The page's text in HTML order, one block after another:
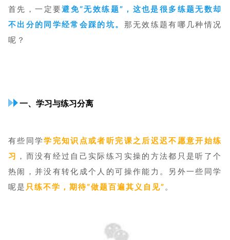
首先，一定要避免“无效练题”，这也是很多练题无数却
不出分的同学经常会踩的坑。 那无效练题有哪几种情况
呢？
一、学习与练习分离
有些同学学完知识点或者听完课之后迟迟不愿意开始练
习 ，而没有经过自己实际练习实操的方法都只是听了个
热闹，并没有转化成个人的可操作能力。另外一些同学
呢是 只练不学，期待“做题百遍其义自见” 。